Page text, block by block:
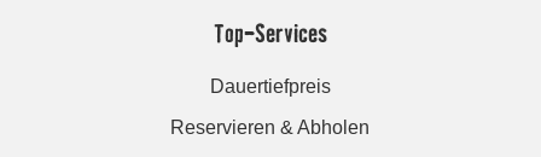
Top-Services
Dauertiefpreis
Reservieren & Abholen